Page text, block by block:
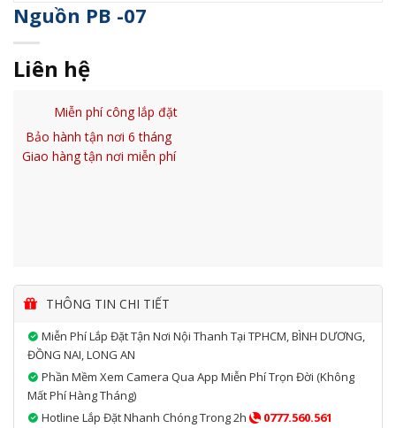
Nguồn PB -07
Liên hệ
Miễn phí công lắp đặt
Bảo hành tận nơi 6 tháng
Giao hàng tận nơi miễn phí
THÔNG TIN CHI TIẾT
Miễn Phí Lắp Đặt Tận Nơi Nội Thanh Tại TPHCM, BÌNH DƯƠNG,
ĐỒNG NAI, LONG AN
Phần Mềm Xem Camera Qua App Miễn Phí Trọn Đời (không
Mất Phí Hàng Tháng)
Hotline Lắp Đặt Nhanh Chóng Trong 2h
0777.560.561